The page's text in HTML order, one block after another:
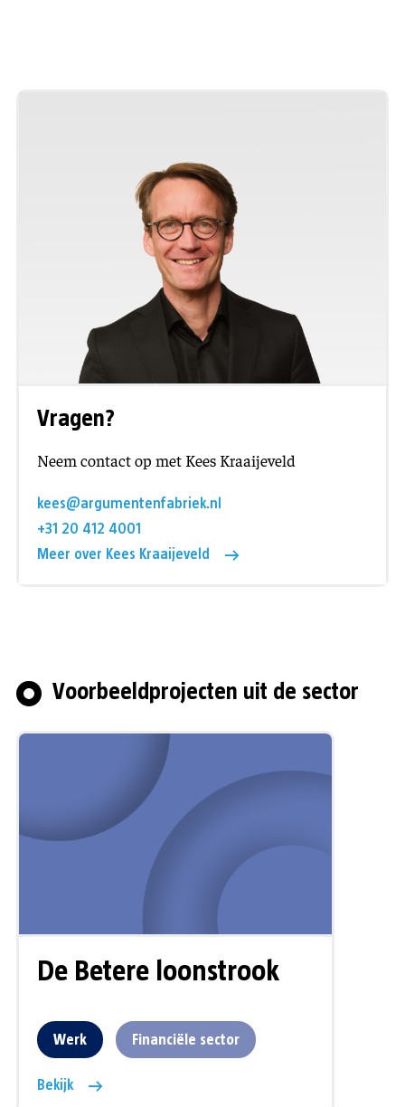
Vragen?
Neem contact op met Kees Kraaijeveld
kees@argumentenfabriek.nl
+31 20 412 4001
Meer over Kees Kraaijeveld
Voorbeeldprojecten uit de sector
De Betere loonstrook
Werk Financiële sector
Bekijk